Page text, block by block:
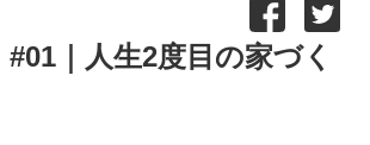
｜人生2度目の家づく